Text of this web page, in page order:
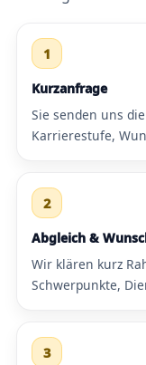
1
Kurzanfrage
Sie senden uns
Karrierestufe,
2
Abgleich &
Wir klären kurz
Schwerpunkte,
3